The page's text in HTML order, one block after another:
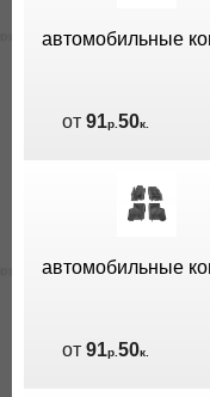
автомобильные
от91р.50к.
автомобильные
от91р.50к.